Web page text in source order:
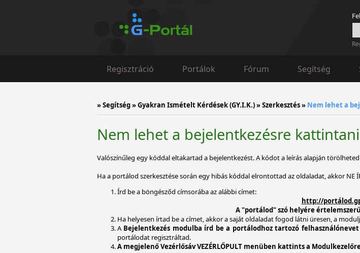
Regisztráció Portálok Fórum Segítség
»Segítség»Gyakran Ismételt Kérdések (GY.I.K.)»Szerkesztés» Nem lehet a
Nem lehet a bejelentkezésre
Valószínűleg egy kóddal eltakartad a bejelentkezést. A kódot a leírás alapján
Ha a portálod szerkesztése során egy hibás kóddal elrontottad az oldaladat, akkor NE
Írd be a böngésződ címsorába az alábbi címet:
http://
A "portálod" szó helyére
Ha helyesen írtad be a címet, akkor a saját oldaladat fogod látni üresen, a
A Bejelentkezés modulba írd be a portálodhoz tartozó felhasználónevet
portálodat regisztráltad.
A megjelenő Vezérlősáv VEZÉRLŐPULT menüben kattints a